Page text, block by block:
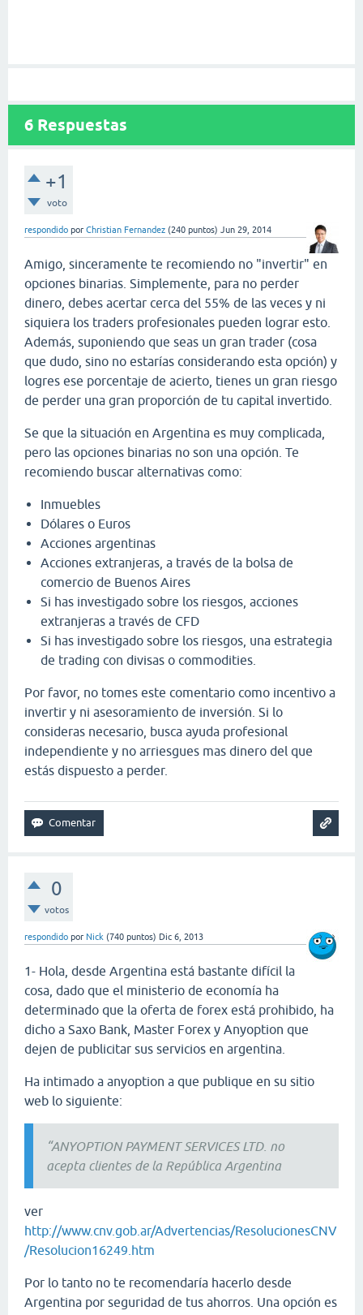
6 Respuestas
+1
voto
respondido por Christian Fernandez (240 puntos) Jun 29, 2014
Amigo, sinceramente te recomiendo no "invertir" en
opciones binarias. Simplemente, para no perder
dinero, debes acertar cerca del 55% de las veces y ni
siquiera los traders profesionales pueden lograr esto.
Además, suponiendo que seas un gran trader (cosa
que dudo, sino no estarías considerando esta opción) y
logres ese porcentaje de acierto, tienes un gran riesgo
de perder una gran proporción de tu capital invertido.
Se que la situación en Argentina es muy complicada,
pero las opciones binarias no son una opción. Te
recomiendo buscar alternativas como:
Inmuebles
Dólares o Euros
Acciones argentinas
Acciones extranjeras, a través de la bolsa de
comercio de Buenos Aires
Si has investigado sobre los riesgos, acciones
extranjeras a través de CFD
Si has investigado sobre los riesgos, una estrategia
de trading con divisas o commodities.
Por favor, no tomes este comentario como incentivo a
invertir y ni asesoramiento de inversión. Si lo
consideras necesario, busca ayuda profesional
independiente y no arriesgues mas dinero del que
estás dispuesto a perder.
0
votos
respondido por Nick (740 puntos) Dic 6, 2013
1- Hola, desde Argentina está bastante difícil la
cosa, dado que el ministerio de economía ha
determinado que la oferta de forex está prohibido, ha
dicho a Saxo Bank, Master Forex y Anyoption que
dejen de publicitar sus servicios en argentina.
Ha intimado a anyoption a que publique en su sitio
web lo siguiente:
“ANYOPTION PAYMENT SERVICES LTD. no
acepta clientes de la República Argentina
ver
http://www.cnv.gob.ar/Advertencias/ResolucionesCNV
/Resolucion16249.htm
Por lo tanto no te recomendaría hacerlo desde
Argentina por seguridad de tus ahorros. Una opción es